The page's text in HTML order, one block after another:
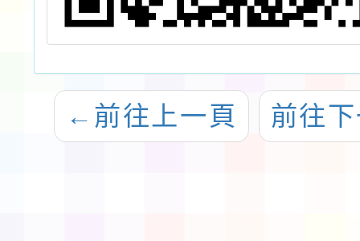
← 前往上一頁 前往